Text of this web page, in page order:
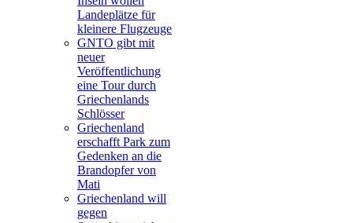
Landeplätze für
kleinere Flugzeuge
GNTO gibt mit
neuer
Veröffentlichung
eine Tour durch
Griechenlands
Schlösser
Griechenland
erschafft Park zum
Gedenken an die
Brandopfer von
Mati
Griechenland will
gegen